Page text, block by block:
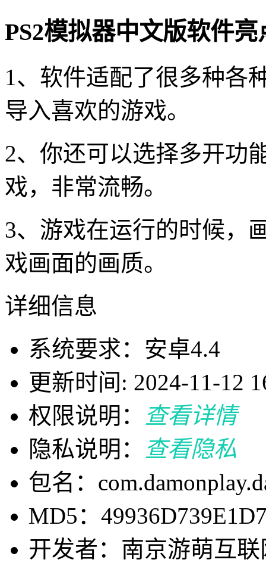
PS2模拟器中文版软件亮
1、软件适配了很多种各
导入喜欢的游戏。
2、你还可以选择多开功
戏，非常流畅。
3、游戏在运行的时候，
戏画面的画质。
详细信息
系统要求：安卓4.4
更新时间: 2024-11-12
权限说明：
查看详情
隐私说明：
查看隐私
包名：
MD5：
开发者：南京游萌互